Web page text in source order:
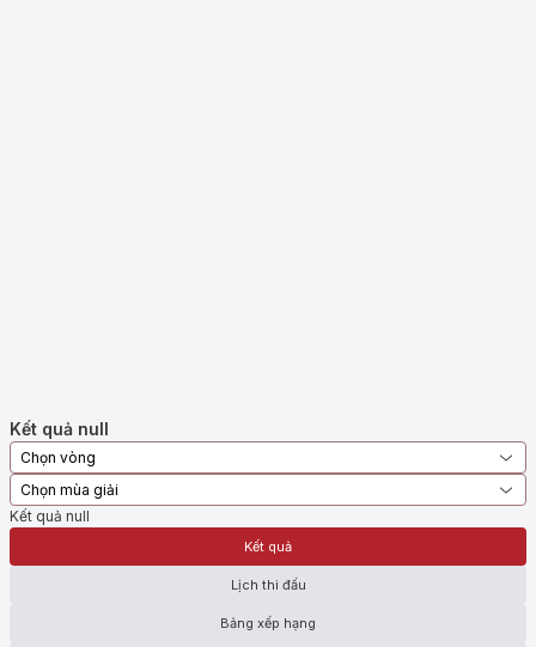
Kết quả null
Chọn vòng
Chọn mùa giải
Kết quả null
Kết quả
Lịch thi đấu
Bảng xếp hạng